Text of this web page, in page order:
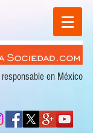
en México